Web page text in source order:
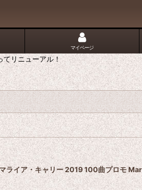
マイページ
ニューアル！
ライア・キャリー 2019 100曲プロモ